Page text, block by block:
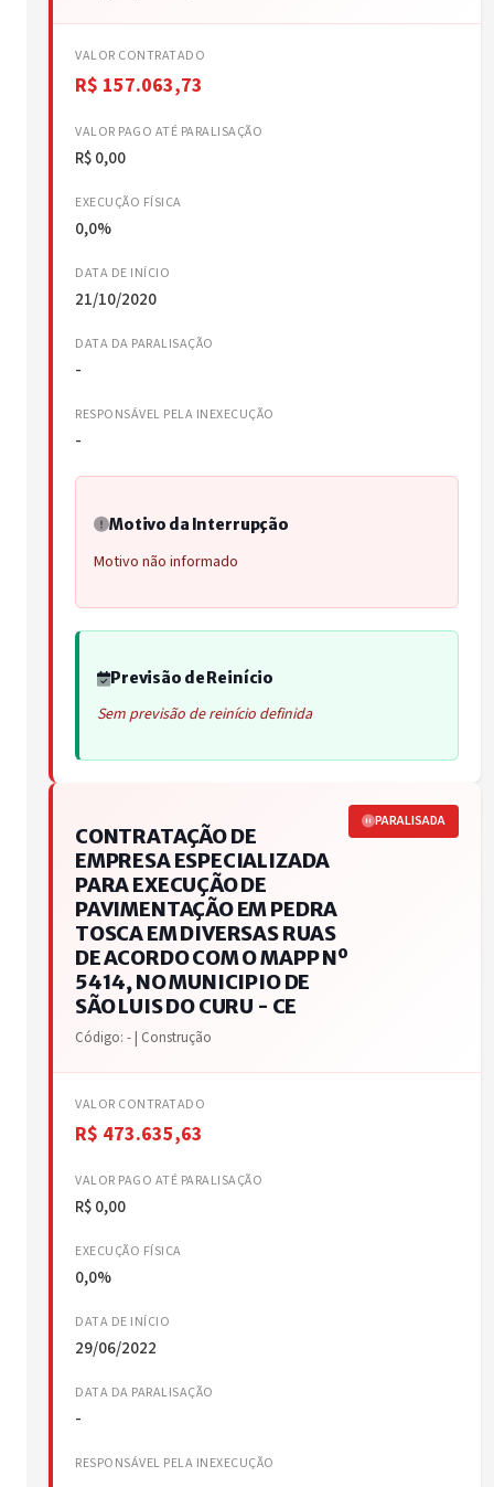
VALOR CONTRATADO
R$ 157.063,73
VALOR PAGO ATÉ PARALISAÇÃO
R$ 0,00
EXECUÇÃO FÍSICA
0,0%
DATA DE INÍCIO
21/10/2020
DATA DA PARALISAÇÃO
-
RESPONSÁVEL PELA INEXECUÇÃO
-
Motivo da Interrupção
Motivo não informado
Previsão de Reinício
Sem previsão de reinício definida
CONTRATAÇÃO DE
EMPRESA ESPECIALIZADA
PARA EXECUÇÃO DE
PAVIMENTAÇÃO EM PEDRA
TOSCA EM DIVERSAS RUAS
DE ACORDO COM O MAPP Nº
5414, NO MUNICIPIO DE
SÃO LUIS DO CURU - CE
Código: - | Construção
PARALISADA
VALOR CONTRATADO
R$ 473.635,63
VALOR PAGO ATÉ PARALISAÇÃO
R$ 0,00
EXECUÇÃO FÍSICA
0,0%
DATA DE INÍCIO
29/06/2022
DATA DA PARALISAÇÃO
-
RESPONSÁVEL PELA INEXECUÇÃO